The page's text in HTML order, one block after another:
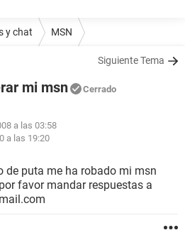
y chat MSN
Siguiente Tema
mi msn Cerrado
a las 03:58
a las 19:20
de puta me ha robado mi msn
favor mandar respuestas a